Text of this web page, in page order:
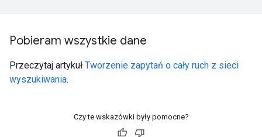
Pobieram wszystkie dane
Przeczytaj artykuł Tworzenie zapytań o cały ruch z sieci
wyszukiwania.
Czy te wskazówki były pomocne?